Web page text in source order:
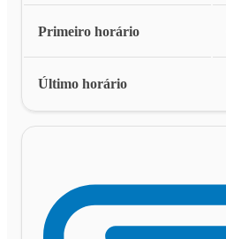
Primeiro horário
Último horário